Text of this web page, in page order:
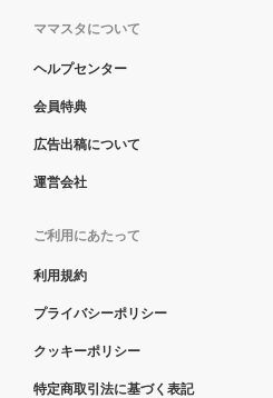
ママスタについて
ヘルプセンター
会員特典
広告出稿について
運営会社
ご利用にあたって
利用規約
プライバシーポリシー
クッキーポリシー
特定商取引法に基づく表記